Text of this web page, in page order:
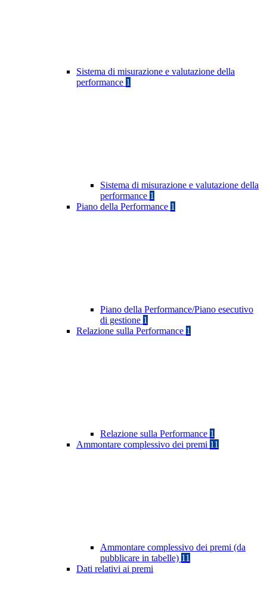
Sistema di misurazione e valutazione della
performance 1
Sistema di misurazione e valutazione della
performance 1
Piano della Performance 1
Piano della Performance/Piano esecutivo
di gestione 1
Relazione sulla Performance 1
Relazione sulla Performance 1
Ammontare complessivo dei premi 11
Ammontare complessivo dei premi (da
pubblicare in tabelle) 11
Dati relativi ai premi